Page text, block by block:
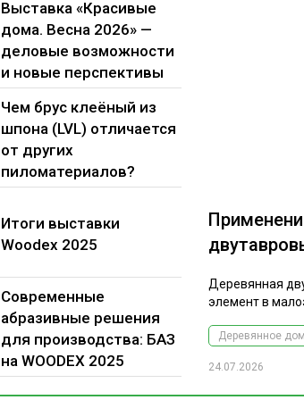
Выставка «Красивые
дома. Весна 2026» —
деловые возможности
и новые перспективы
Чем брус клеёный из
шпона (LVL) отличается
от других
пиломатериалов?
Итоги выставки
Woodex 2025
Современные
абразивные решения
для производства: БАЗ
на WOODEX 2025
Деревянная
элемент в
Деревянное
24.07.2026